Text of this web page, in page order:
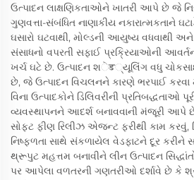
ઉત્પાદન લાક્ષણિકતાઓને ખાતરી આપે છે જે
ગુણવત્તા-સંબંધિત નાણાકીય નકારાત્મકતાને
ઘસારો ઘટવાથી, મોલ્ડની આયુષ્ય વધવાથી
સંસાધનો વપરતી સફાઈ પ્રક્રિયાઓની
ખર્ચ ઘટે છે. ઉત્પાદન શेड્યૂલિંગ વધુ
છે, જે ઉત્પાદન વિચલનને કારણે ભરપાઈ કરવા
વિના ઉત્પાદકોને ડિલિવરીની પ્રતિબદ્ધતાઓ
વ્યવસ્થાપનને આદર્શ બનાવવાની મંજૂરી આપે
સોફ્ટ ફીણ રિલીઝ એજન્ટ ફરીથી કામ
નિષ્ફળતા સાથે સંકળાયેલ વેડફાટને દૂર કરીને
થ્રૂપુટ મહત્તમ બનાવીને લીન ઉત્પાદન
પર આપેલા વળતરની ગણતરીઓ દર્શાવે છે કે